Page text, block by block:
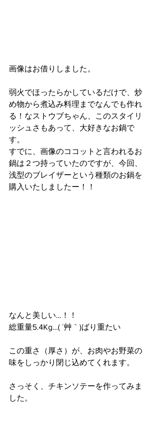
画像はお借りしました。
弱火でほったらかしているだけで、炒
め物から煮込み料理までなんでも作れ
る！なストウブちゃん、このスタイリ
ッシュさもあって、大好きなお鍋で
す。
すでに、画像のココットと言われるお
鍋は２つ持っていたのですが、今回、
浅型のブレイザーという種類のお鍋を
購入いたしましたー！！
なんと美しい…！！
総重量5.4Kg…( ´艸｀)ばり重たい
この重さ（厚さ）が、お肉やお野菜の
味をしっかり閉じ込めてくれます。
さっそく、チキンソテーを作ってみま
した。